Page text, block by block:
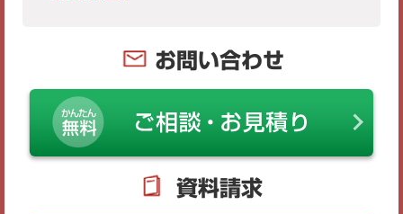
お問い合わせ
資料請求